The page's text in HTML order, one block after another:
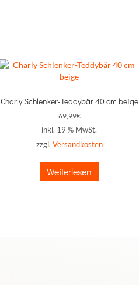
Charly Schlenker-Teddybär 40 cm beige
69,99€
inkl. 19 % MwSt.
zzgl. Versandkosten
Weiterlesen